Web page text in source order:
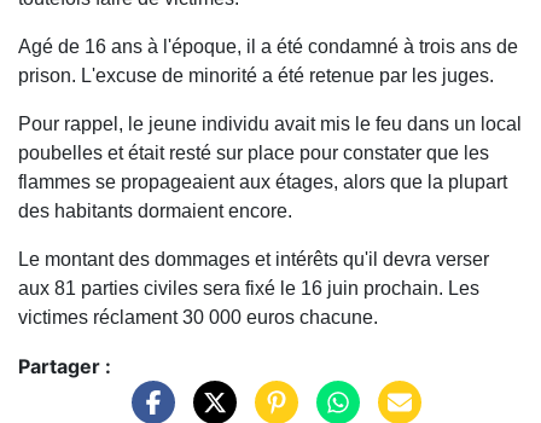
Agé de 16 ans à l'époque, il a été condamné à trois ans de
prison. L'excuse de minorité a été retenue par les juges.
Pour rappel, le jeune individu avait mis le feu dans un local
poubelles et était resté sur place pour constater que les
flammes se propageaient aux étages, alors que la plupart
des habitants dormaient encore.
Le montant des dommages et intérêts qu'il devra verser
aux 81 parties civiles sera fixé le 16 juin prochain. Les
victimes réclament 30 000 euros chacune.
Partager :